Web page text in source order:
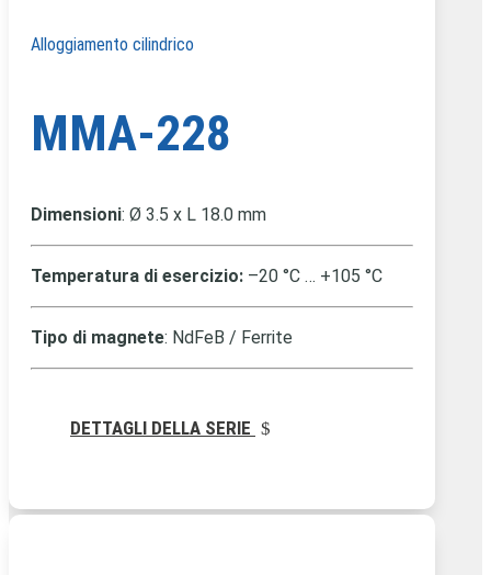
Alloggiamento cilindrico
MMA-228
Dimensioni: Ø 3.5 x L 18.0 mm
Temperatura di esercizio: –20 °C … +105 °C
Tipo di magnete: NdFeB / Ferrite
DETTAGLI DELLA SERIE